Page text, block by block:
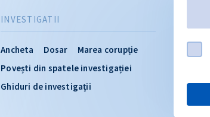
INVESTIGATII
Ancheta Dosar
Marea corupție
Povești din spatele investigației
Ghiduri de investigații